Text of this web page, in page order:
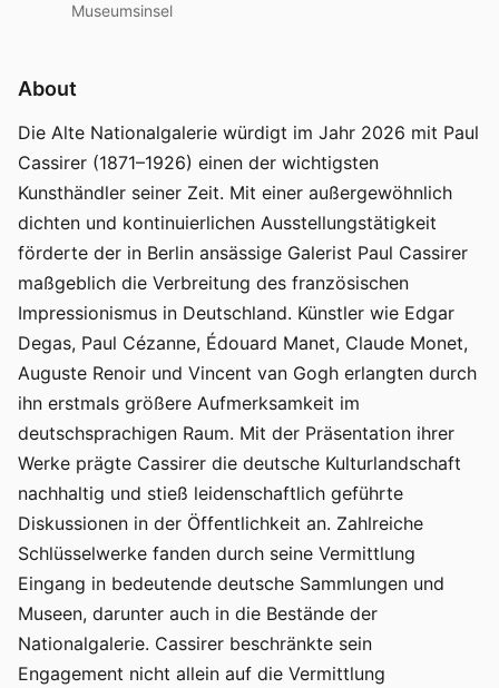
Museumsinsel
About
Die Alte Nationalgalerie würdigt im Jahr 2026 mit Paul
Cassirer (1871–1926) einen der wichtigsten
Kunsthändler seiner Zeit. Mit einer außergewöhnlich
dichten und kontinuierlichen Ausstellungstätigkeit
förderte der in Berlin ansässige Galerist Paul Cassirer
maßgeblich die Verbreitung des französischen
Impressionismus in Deutschland. Künstler wie Edgar
Degas, Paul Cézanne, Édouard Manet, Claude Monet,
Auguste Renoir und Vincent van Gogh erlangten durch
ihn erstmals größere Aufmerksamkeit im
deutschsprachigen Raum. Mit der Präsentation ihrer
Werke prägte Cassirer die deutsche Kulturlandschaft
nachhaltig und stieß leidenschaftlich geführte
Diskussionen in der Öffentlichkeit an. Zahlreiche
Schlüsselwerke fanden durch seine Vermittlung
Eingang in bedeutende deutsche Sammlungen und
Museen, darunter auch in die Bestände der
Nationalgalerie. Cassirer beschränkte sein
Engagement nicht allein auf die Vermittlung